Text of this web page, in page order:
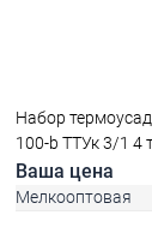
Набор
100-b ТТУк 3/1 4
клеевым слоем
Ваша цена
Мелкооптовая